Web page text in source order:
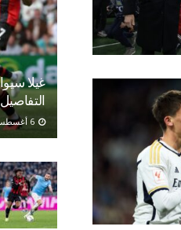
غيلا
التفاصيل